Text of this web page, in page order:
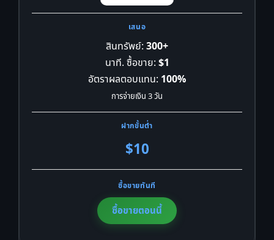
สินทรัพย์: 300+
นาที. ซื้อขาย: $1
อัตราผลตอบแทน: 100%
การจ่ายเงิน 3 วัน
$10
ซื้อขายตอนนี้